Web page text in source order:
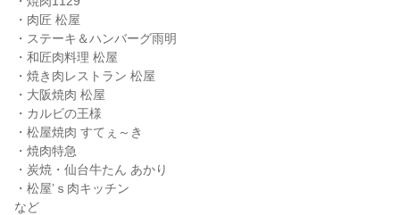
・肉匠 松屋
・ステーキ＆ハンバーグ雨明
・和匠肉料理 松屋
・焼き肉レストラン 松屋
・大阪焼肉 松屋
・カルビの王様
・松屋焼肉 すてぇ～き
・焼肉特急
・炭焼・仙台牛たん あかり
・松屋’ｓ肉キッチン
など